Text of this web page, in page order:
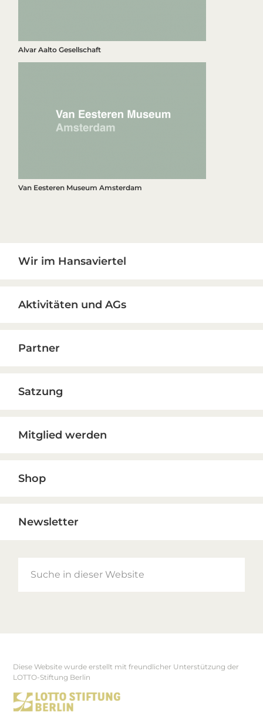
Alvar Aalto Gesellschaft
Van Eesteren Museum Amsterdam
Sidebar
Wir im Hansaviertel
Aktivitäten und AGs
Partner
Satzung
Mitglied werden
Shop
Newsletter
Footer
Diese Website wurde erstellt mit freundlicher Unterstützung der
LOTTO-Stiftung Berlin